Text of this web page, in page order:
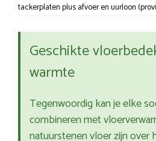
tackerplaten plus afvoer en uurloon
Geschikte
warmte
Tegenwoordig kan je elke
combineren met
natuurstenen vloer zijn over